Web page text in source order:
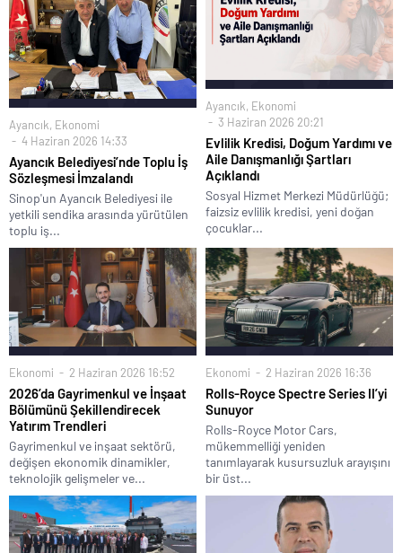
Ayancık, Ekonomi
4 Haziran 2026 14:33
Ayancık Belediyesi’nde Toplu İş
Sözleşmesi İmzalandı
Sinop'un Ayancık Belediyesi ile
yetkili sendika arasında yürütülen
toplu iş...
Ayancık, Ekonomi
3 Haziran 2026 20:21
Evlilik Kredisi, Doğum Yardımı ve
Aile Danışmanlığı Şartları
Açıklandı
Sosyal Hizmet Merkezi Müdürlüğü;
faizsiz evlilik kredisi, yeni doğan
çocuklar...
Ekonomi 2 Haziran 2026 16:52
2026’da Gayrimenkul ve İnşaat
Bölümünü Şekillendirecek
Yatırım Trendleri
Gayrimenkul ve inşaat sektörü,
değişen ekonomik dinamikler,
teknolojik gelişmeler ve...
Ekonomi 2 Haziran 2026 16:36
Rolls-Royce Spectre Series II’yi
Sunuyor
Rolls-Royce Motor Cars,
mükemmelliği yeniden
tanımlayarak kusursuzluk arayışını
bir üst...